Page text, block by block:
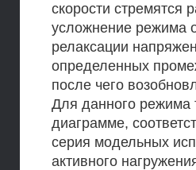
скорости стремятся
усложнение режима
релаксации
определенных
после чего
Для данного режима
диаграмме,
серия модельных
активного